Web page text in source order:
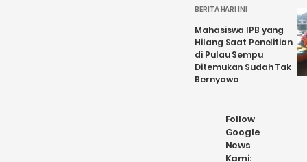
BERITA HARI INI
Mahasiswa IPB yang
Hilang Saat Penelitian
di Pulau Sempu
Ditemukan Sudah Tak
Bernyawa
Follow
Google
News
Kami: